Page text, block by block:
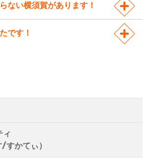
ない横須賀があります！
です！
ィ
/すかてぃ）